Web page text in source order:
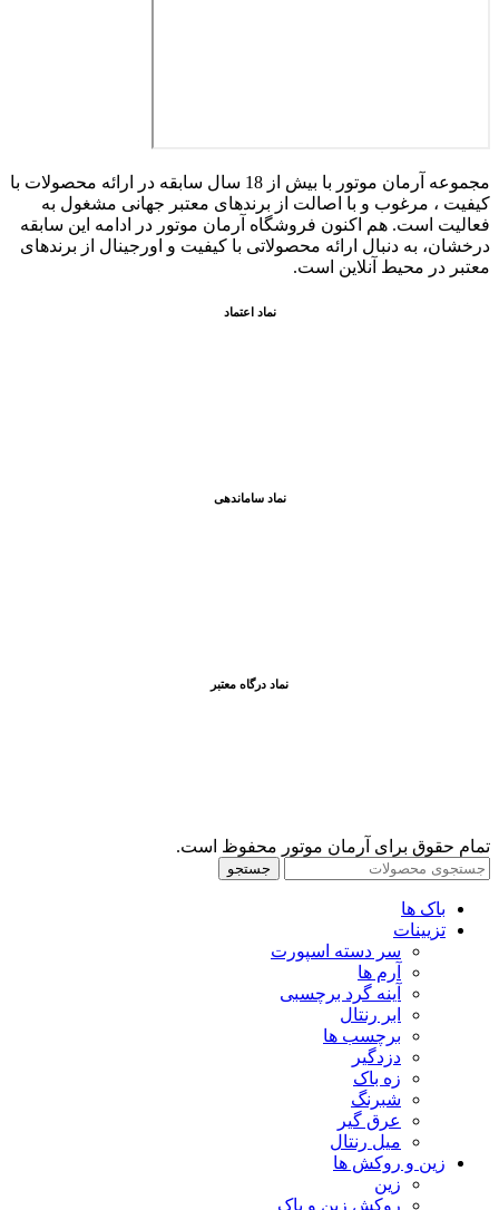
مجموعه آرمان موتور با بیش از 18 سال سابقه در ارائه محصولات با
کيفيت ، مرغوب و با اصالت از برندهای معتبر جهانی مشغول به
فعاليت است. هم اکنون فروشگاه آرمان موتور در ادامه اين سابقه
درخشان، به دنبال ارائه محصولاتی با کيفيت و اورجينال از برندهای
معتبر در محيط آنلاين است.
نماد اعتماد
نماد ساماندهی
نماد درگاه معتبر
تمام حقوق برای آرمان موتور محفوظ است.
جستجو
باک ها
تزیینات
سر دسته اسپورت
آرم ها
آینه گرد برچسبی
ابر رنتال
برچسب ها
دزدگیر
زه باک
شبرنگ
عرق گیر
میل رنتال
زین و روکش ها
زین
روکش زین و باک